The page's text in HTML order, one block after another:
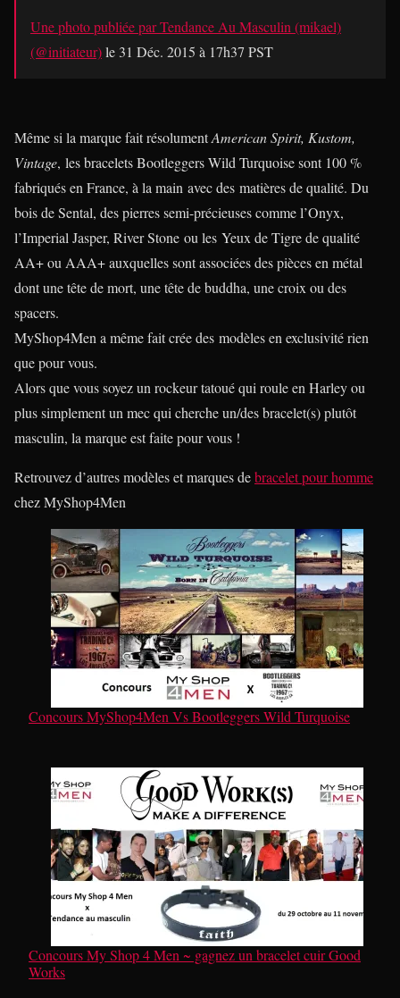
Une photo publiée par Tendance Au Masculin (mikael)
(@initiateur)le 31 Déc. 2015 à 17h37 PST
Même si la marque fait résolumentAmerican Spirit, Kustom,
Vintage, les bracelets Bootleggers Wild Turquoise sont 100 %
fabriqués en France, à la main avec des matières de qualité. Du
bois de Sental, des pierres semi-précieuses comme l’Onyx,
l’Imperial Jasper, River Stone ou les Yeux de Tigre de qualité
AA+ ou AAA+ auxquelles sont associées des pièces en métal
dont une tête de mort, une tête de buddha, une croix ou des
spacers.
MyShop4Men a même fait crée des modèles en exclusivité rien
que pour vous.
Alors que vous soyez un rockeur tatoué qui roule en Harley ou
plus simplement un mec qui cherche un/des bracelet(s) plutôt
masculin, la marque est faite pour vous !
Retrouvez d’autres modèles et marques debracelet pour homme
chez MyShop4Men
Concours MyShop4Men Vs Bootleggers Wild Turquoise
Concours My Shop 4 Men ~ gagnez un bracelet cuir Good
Works